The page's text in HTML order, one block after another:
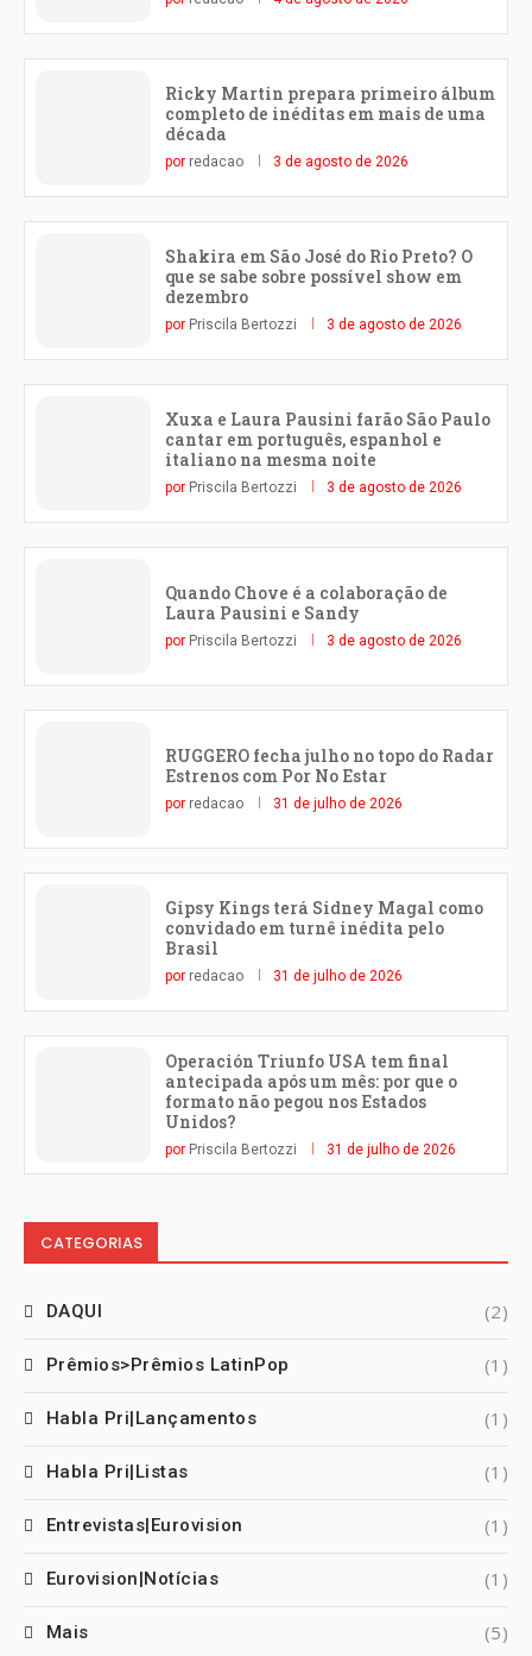
Ricky Martin prepara primeiro álbum
completo de inéditas em mais de uma
década
por redacao 3 de agosto de 2026
Shakira em São José do Rio Preto? O
que se sabe sobre possível show em
dezembro
por Priscila Bertozzi 3 de agosto de 2026
Xuxa e Laura Pausini farão São Paulo
cantar em português, espanhol e
italiano na mesma noite
por Priscila Bertozzi 3 de agosto de 2026
Quando Chove é a colaboração de
Laura Pausini e Sandy
por Priscila Bertozzi 3 de agosto de 2026
RUGGERO fecha julho no topo do Radar
Estrenos com Por No Estar
por redacao 31 de julho de 2026
Gipsy Kings terá Sidney Magal como
convidado em turnê inédita pelo
Brasil
por redacao 31 de julho de 2026
Operación Triunfo USA tem final
antecipada após um mês: por que o
formato não pegou nos Estados
Unidos?
por Priscila Bertozzi 31 de julho de 2026
CATEGORIAS
DAQUI (2)
Prêmios>Prêmios LatinPop (1)
Habla Pri|Lançamentos (1)
Habla Pri|Listas (1)
Entrevistas|Eurovision (1)
Eurovision|Notícias (1)
Mais (5)